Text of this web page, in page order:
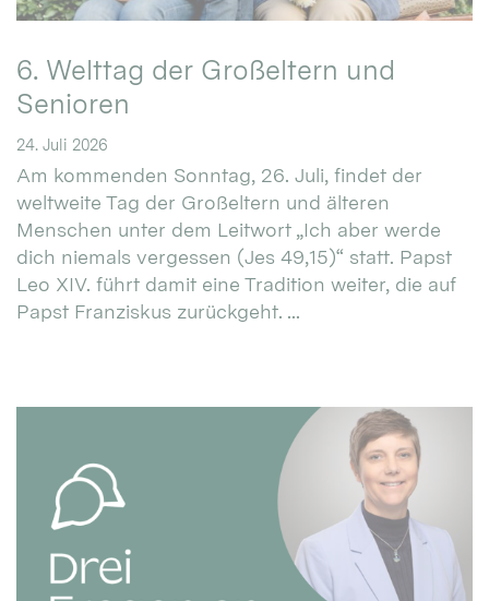
6. Welttag der Großeltern und
Senioren
24. Juli 2026
Am kommenden Sonntag, 26. Juli, findet der
weltweite Tag der Großeltern und älteren
Menschen unter dem Leitwort „Ich aber werde
dich niemals vergessen (Jes 49,15)“ statt. Papst
Leo XIV. führt damit eine Tradition weiter, die auf
Papst Franziskus zurückgeht. ...